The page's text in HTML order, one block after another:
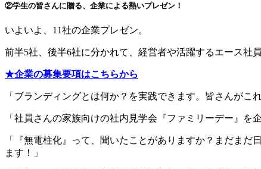
②学生の皆さんに贈る、企業による熱いプレゼン！
いよいよ、11社の企業プレゼン。
前半5社、後半6社に分かれて、経営者や活躍するエース社
★企業の募集要項はこちらから
「ブランディングとは何か？を実践できます。皆さんがこ
「社員さんの家族向けの社内見学会『ファミリーデー』を
「『無電柱化』って、聞いたことがありますか？まだま
ます！」